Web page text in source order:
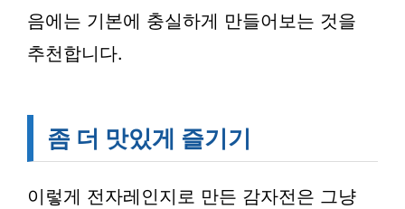
음에는 기본에 충실하게 만들어보는 것을
추천합니다.
좀 더 맛있게 즐기기
이렇게 전자레인지로 만든 감자전은 그냥